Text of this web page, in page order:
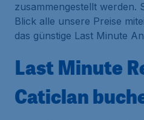
zusammengestellt werden.
Blick alle unsere Preise
das günstige Last Minute
Last Minute
Caticlan